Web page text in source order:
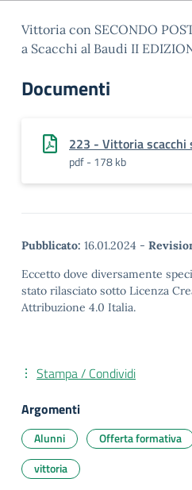
Vittoria con SECONDO
a Scacchi al Baudi II
Documenti
223 - Vittoria scacchi
pdf - 178 kb
Pubblicato: 16.01.2024 -
Eccetto dove diversamente
stato rilasciato sotto Licenza
Attribuzione 4.0 Italia.
Stampa / Condividi
Argomenti
Alunni Offerta formativa
vittoria